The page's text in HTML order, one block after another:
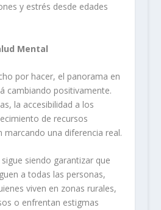
y estrés desde edades
Mental
por hacer, el panorama en
cambiando positivamente.
la accesibilidad a los
de recursos
marcando una diferencia real.
siendo garantizar que
a todas las personas,
viven en zonas rurales,
o enfrentan estigmas